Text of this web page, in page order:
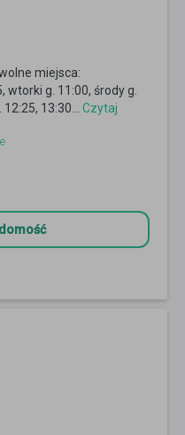
miejsca:
wtorki g. 11:00, środy g.
13:30...
Czytaj